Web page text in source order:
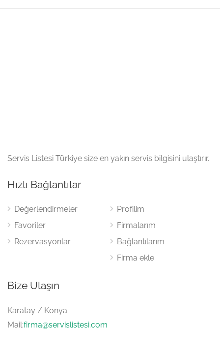
Servis Listesi Türkiye size en yakın servis bilgisini ulaştırır.
Hızlı Bağlantılar
Değerlendirmeler
Favoriler
Rezervasyonlar
Profilim
Firmalarım
Bağlantılarım
Firma ekle
Bize Ulaşın
Karatay / Konya
Mail:firma@servislistesi.com